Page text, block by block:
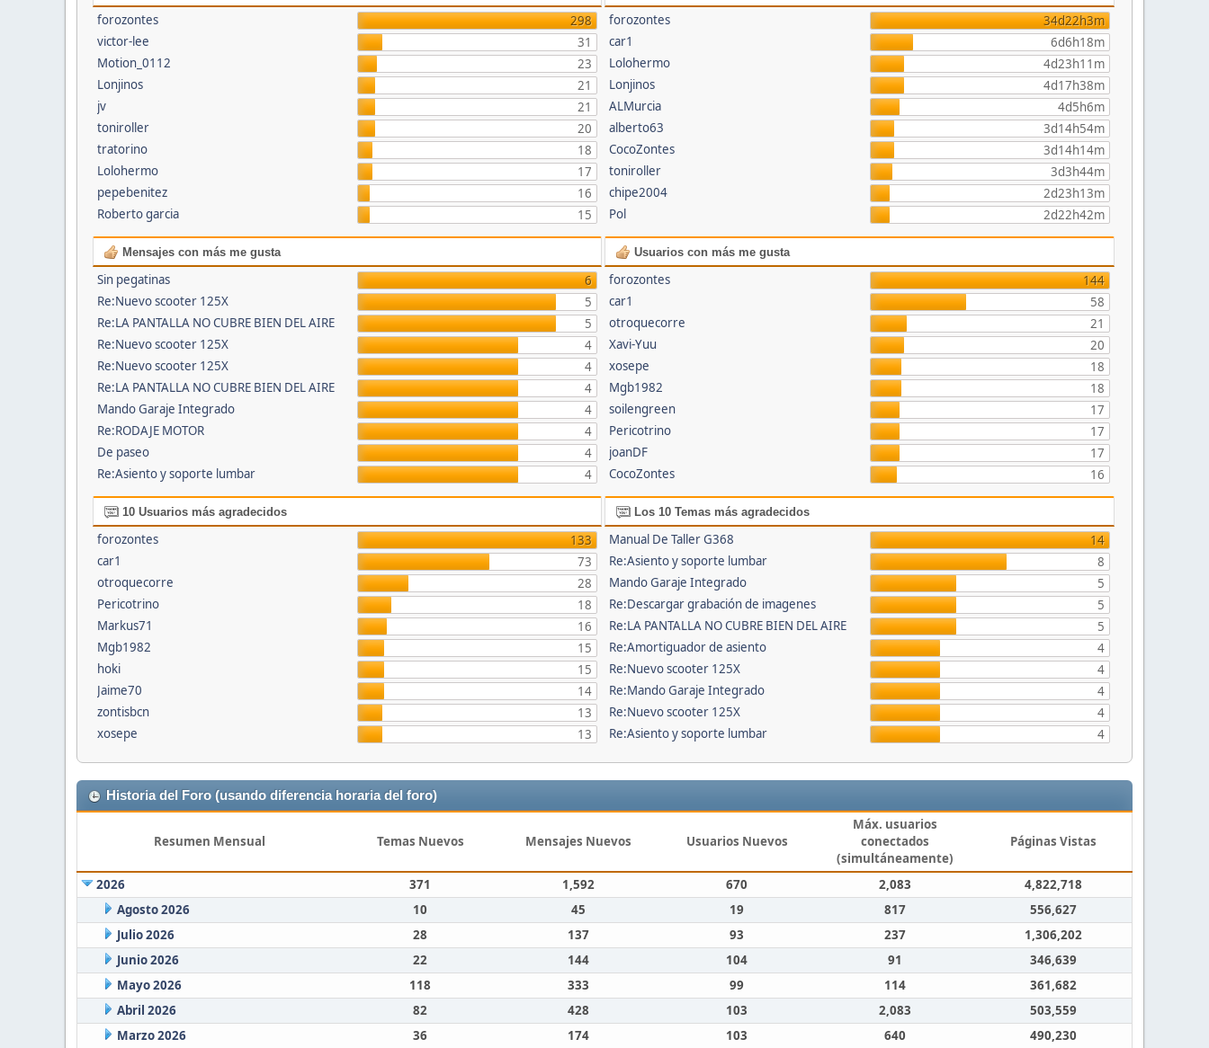
forozontes
298
victor-lee
31
Motion_0112
23
Lonjinos
21
jv
21
toniroller
20
tratorino
18
Lolohermo
17
pepebenitez
16
Roberto garcia
15
forozontes
34d22h3m
car1
6d6h18m
Lolohermo
4d23h11m
Lonjinos
4d17h38m
ALMurcia
4d5h6m
alberto63
3d14h54m
CocoZontes
3d14h14m
toniroller
3d3h44m
chipe2004
2d23h13m
Pol
2d22h42m
Mensajes con más me gusta
Sin pegatinas
6
Re:Nuevo scooter 125X
5
Re:LA PANTALLA NO CUBRE BIEN DEL AIRE
5
Re:Nuevo scooter 125X
4
Re:Nuevo scooter 125X
4
Re:LA PANTALLA NO CUBRE BIEN DEL AIRE
4
Mando Garaje Integrado
4
Re:RODAJE MOTOR
4
De paseo
4
Re:Asiento y soporte lumbar
4
Usuarios con más me gusta
forozontes
144
car1
58
otroquecorre
21
Xavi-Yuu
20
xosepe
18
Mgb1982
18
soilengreen
17
Pericotrino
17
joanDF
17
CocoZontes
16
10 Usuarios más agradecidos
forozontes
133
car1
73
otroquecorre
28
Pericotrino
18
Markus71
16
Mgb1982
15
hoki
15
Jaime70
14
zontisbcn
13
xosepe
13
Los 10 Temas más agradecidos
Manual De Taller G368
14
Re:Asiento y soporte lumbar
8
Mando Garaje Integrado
5
Re:Descargar grabación de imagenes
5
Re:LA PANTALLA NO CUBRE BIEN DEL AIRE
5
Re:Amortiguador de asiento
4
Re:Nuevo scooter 125X
4
Re:Mando Garaje Integrado
4
Re:Nuevo scooter 125X
4
Re:Asiento y soporte lumbar
4
Historia del Foro (usando diferencia horaria del foro)
Resumen Mensual Temas Nuevos Mensajes Nuevos Usuarios Nuevos
Máx. usuarios
conectados
(simultáneamente)
Páginas Vistas
2026 371 1,592 670 2,083
4,822,718
Agosto 2026
10 45 19 817
556,627
Julio 2026
28 137 93 237
1,306,202
Junio 2026
22 144 104 91
346,639
Mayo 2026
118 333 99 114
361,682
Abril 2026
82 428 103 2,083
503,559
Marzo 2026
36 174 103 640 490,230